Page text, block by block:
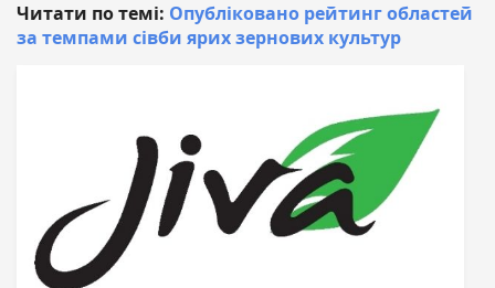
Читати по темі: Опубліковано рейтинг областей
за темпами сівби ярих зернових культур